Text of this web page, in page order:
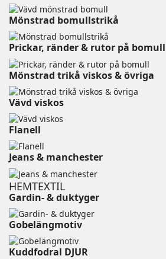
Mönstrad bomullstrikå
Prickar, ränder & rutor på bomull
Mönstrad trikå viskos & övriga
Vävd viskos⠀⠀⠀⠀⠀⠀⠀⠀
Flanell
Jeans & manchester
HEMTEXTIL
Gardin- & duktyger
Gobelängmotiv
Kuddfodral DJUR